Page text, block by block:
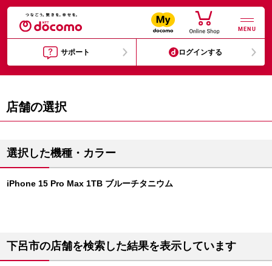
MENU
サポート ログインする
店舗の選択
選択した機種・カラー
iPhone 15 Pro Max 1TB ブルーチタニウム
下呂市の店舗を検索した結果を表示しています